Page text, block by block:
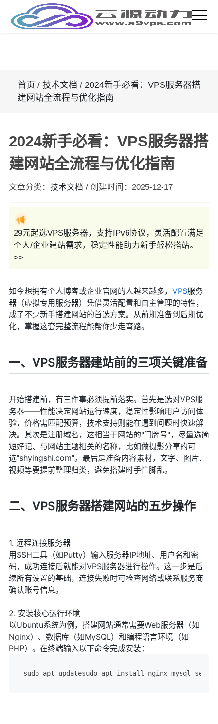
首页 / 技术文档 / 2024新手必看：VPS服务器搭
建网站全流程与优化指南
2024新手必看：VPS服务器搭
建网站全流程与优化指南
文章分类： 技术文档 / 创建时间： 2025-12-17
29元起选VPS服务器，支持IPv6协议，灵活配置满足
个人/企业建站需求，稳定性能助力新手轻松搭站。
>>
如今想拥有个人博客或企业官网的人越来越多， VPS服务
器（虚拟专用服务器）凭借灵活配置和自主管理的特性，
成了不少新手搭建网站的首选方案。从前期准备到后期优
化，掌握这套完整流程能帮你少走弯路。
一、VPS服务器建站前的三项关键准备
开始搭建前，有三件事必须提前落实。首先是选对VPS服
务器——性能决定网站运行速度，稳定性影响用户访问体
验，价格需匹配预算，技术支持则能在遇到问题时快速解
决。其次是注册域名，这相当于网站的"门牌号"，尽量选简
短好记、与网站主题相关的名称，比如做摄影分享的可
选"shyingshi.com"。最后是准备内容素材，文字、图片、
视频等要提前整理归类，避免搭建时手忙脚乱。
二、VPS服务器搭建网站的五步操作
1. 远程连接服务器
用SSH工具（如Putty）输入服务器IP地址、用户名和密
码，成功连接后就能对VPS服务器进行操作。这一步是后
续所有设置的基础，连接失败时可检查网络或联系服务商
确认账号信息。
2. 安装核心运行环境
以Ubuntu系统为例，搭建网站通常需要Web服务器（如
Nginx）、数据库（如MySQL）和编程语言环境（如
PHP）。在终端输入以下命令完成安装：
sudo apt updatesudo apt install nginx mysql-server